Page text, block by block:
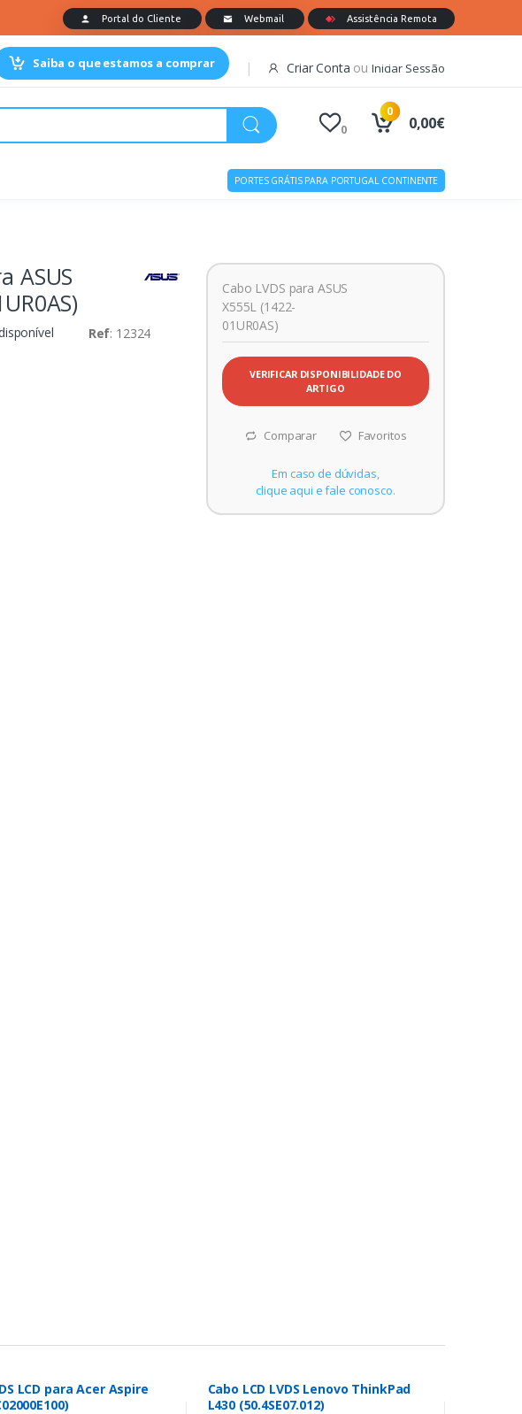
Saiba o que estamos a comprar Criar Conta ouIniciar Sessão
0
0
0,00€
PORTES GRÁTIS PARA PORTUGAL CONTINENTE
ASUS
Ref: 12324
Cabo LVDS para ASUS
X555L (1422-
01UR0AS)
VERIFICAR DISPONIBILIDADE DO
ARTIGO
Comparar Favoritos
Em caso de dúvidas,
clique aqui e fale conosco.
LCD para Acer Aspire
Cabo LCD LVDS Lenovo ThinkPad
L430 (50.4SE07.012)